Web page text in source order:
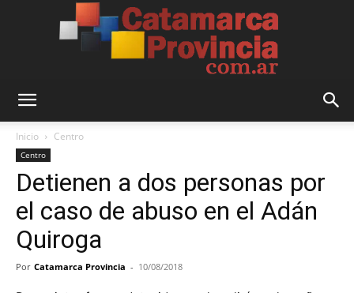
Provincia
Inicio Centro
Centro
Detienen a dos personas por
el caso de abuso en el Adán
Quiroga
Por Catamarca Provincia - 10/08/2018